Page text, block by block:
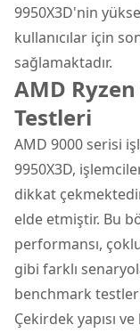
9950X3D'nin
kullanıcılar için
sağlamaktadır.
AMD
Testleri
AMD 9000 serisi
9950X3D,
dikkat
elde etmiştir. Bu
performansı,
gibi farklı
benchmark testleri
Çekirdek yapısı